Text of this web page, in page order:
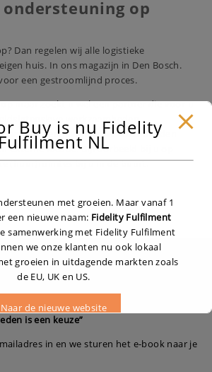
op
Dan regelen wij alle logistieke
huis. In ons magazijn in Den Bosch.
een gestroomlijnd proces.
maar zoekt u wel een partner die voor u
werkzaamheden
het uitvoeren van de werkzaamheden
externe locatie. Bijvoorbeeld bij u op
(huur)ruimtes bij u in de buurt.
is een keuze”
in en we sturen het e-book naar je
Buy is nu Fidelity
NL
met groeien. Maar vanaf 1
een nieuwe naam: Fidelity Fulfilment
samenwerking met Fidelity Fulfilment
we onze klanten nu ook lokaal
groeien in uitdagende markten zoals
de EU, UK en US.
Naar de nieuwe website